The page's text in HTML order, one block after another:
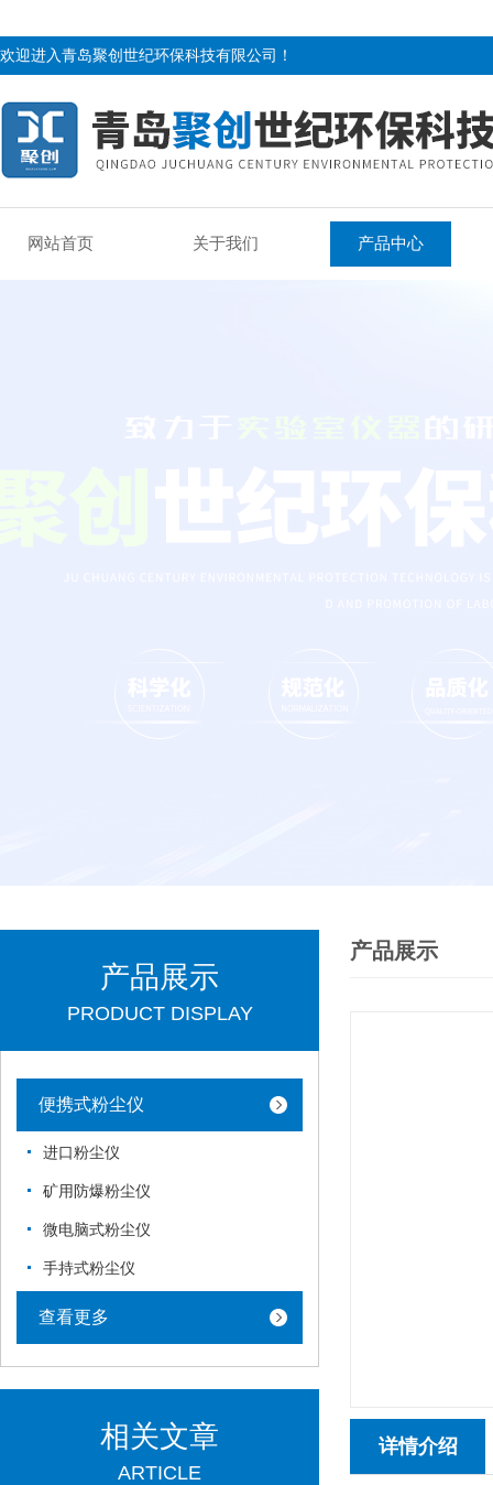
欢迎进入青岛聚创世纪环保科技有限公司！
网站首页 关于我们 产品中心
产品展示
PRODUCT DISPLAY
便携式粉尘仪
进口粉尘仪
矿用防爆粉尘仪
微电脑式粉尘仪
手持式粉尘仪
查看更多
相关文章
ARTICLE
产品展示
详情介绍